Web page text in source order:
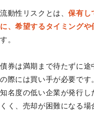
流動性リスクとは、保有し
に、希望するタイミング
す。
債券は満期まで待たずに
の際には買い手が必要です
知名度の低い企業が発行
くく、売却が困難になる場